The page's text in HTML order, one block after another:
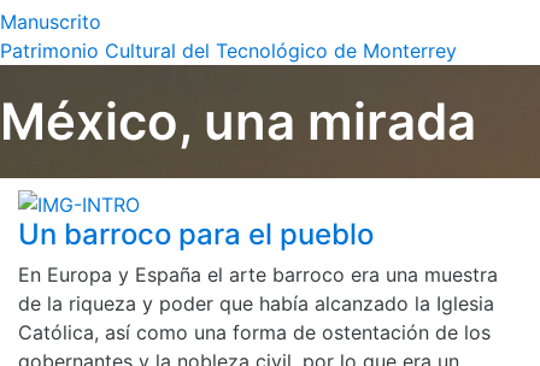
Manuscrito
Patrimonio Cultural del Tecnológico de Monterrey
México, una mirada
Un barroco para el pueblo
En Europa y España el arte barroco era una muestra
de la riqueza y poder que había alcanzado la Iglesia
Católica, así como una forma de ostentación de los